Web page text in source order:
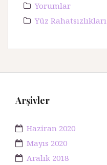
Yorumlar
Yüz Rahatsızlıkları
Arşivler
Haziran 2020
Mayıs 2020
Aralık 2018